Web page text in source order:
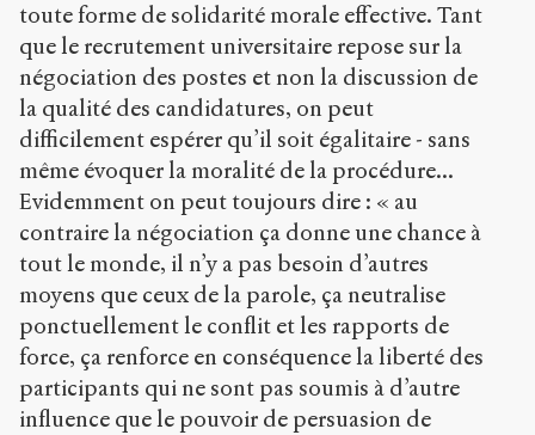
toute forme de solidarité morale effective. Tant
que le recrutement universitaire repose sur la
négociation des postes et non la discussion de
la qualité des candidatures, on peut
difficilement espérer qu’il soit égalitaire - sans
même évoquer la moralité de la procédure...
Evidemment on peut toujours dire : « au
contraire la négociation ça donne une chance à
tout le monde, il n’y a pas besoin d’autres
moyens que ceux de la parole, ça neutralise
ponctuellement le conflit et les rapports de
force, ça renforce en conséquence la liberté des
participants qui ne sont pas soumis à d’autre
influence que le pouvoir de persuasion de